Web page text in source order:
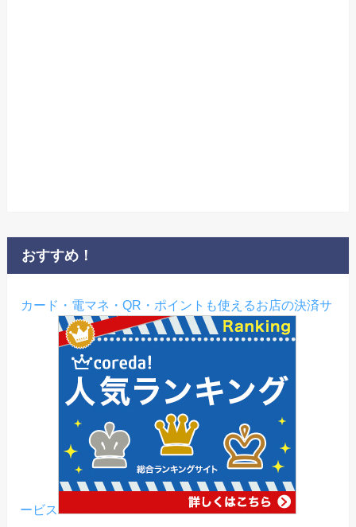
おすすめ！
カード・電マネ・QR・ポイントも使えるお店の決済サ
ービス